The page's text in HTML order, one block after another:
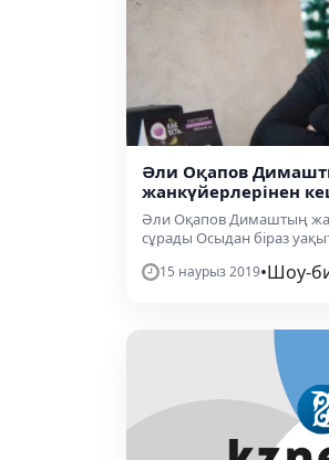
​Әли Оқапов
жанкүйерлерінен
​Әли Оқапов Димаштың
сұрады Осыдан біраз
15 наурыз 2019•Шоу-